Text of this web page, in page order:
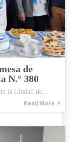
de
N.° 380
la Ciudad de…
Read More